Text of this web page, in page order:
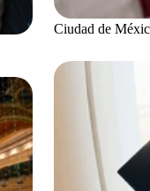
Ciudad de